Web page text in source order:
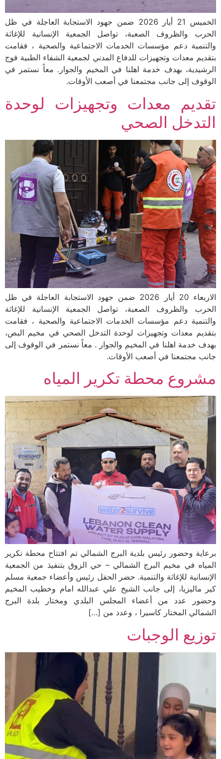
الخميس 21 أيار 2026 ضمن جهود الاستجابة العاجلة في ظل
الحرب والظروف الصعبة، تواصل الجمعية الإنسانية للإغاثة
والتنمية دعم مؤسسات الخدمات الاجتماعية والصحية ، فقامت
بتقديم معدات وتجهيزات للدفاع المدني لجمعية الشفاء الطبية فوج
الرشيدية، بهدف خدمة اهلنا في المخيم والجوار. معاً نستمر في
الوقوف إلى جانب مجتمعنا في أصعب الأوقات.
تقديم معدات وتجهيزات لوحدة
التدخل الصحي
الاربعاء 20 أيار 2026 ضمن جهود الاستجابة العاجلة في ظل
الحرب والظروف الصعبة، تواصل الجمعية الإنسانية للإغاثة
والتنمية دعم مؤسسات الخدمات الاجتماعية والصحية ، فقامت
بتقديم معدات وتجهيزات لوحدة التدخل الصحي في مخيم البص،
بهدف خدمة اهلنا في المخيم والجوار . معاً نستمر في الوقوف إلى
جانب مجتمعنا في أصعب الأوقات.
مشروع محطة تكرير المياه
برعاية وحضور رئيس بلدية البرج الشمالي تم افتتاح محطة تكرير
المياه في مخيم البرج الشمالي – حي الزوق بتنفيذ من الجمعية
الإنسانية للإغاثة والتنمية. حضر الحفل رئيس وأعضاء جمعية مسلم
كير ماليزيا، إلى جانب الشيخ علي عبدالله امام وخطيب المخيم
وحضور عدد من أعضاء المجلس البلدي ومختار بلدة البرج
الشمالي المختار كاسيرا ، وعدد من […]
توزيع الوجبات